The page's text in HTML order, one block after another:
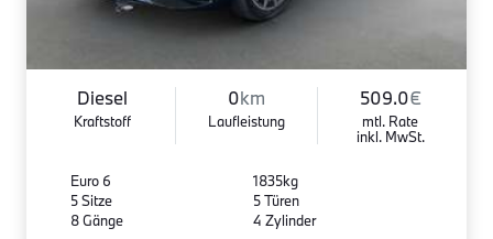
Diesel
Kraftstoff
0km
Laufleistung
509.0€
mtl. Rate
inkl. MwSt.
Euro 6
5 Sitze
8 Gänge
1835kg
5 Türen
4 Zylinder